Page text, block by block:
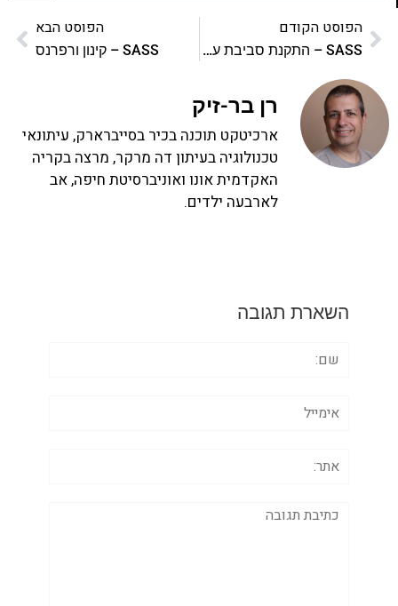
הפוסט הקודם
SASS – התקנת סביבת עבודה
הפוסט הבא
SASS – קינון ורפרנס
רן בר-זיק
ארכיטקט תוכנה בכיר בסייברארק, עיתונאי
טכנולוגיה בעיתון דה מרקר, מרצה בקריה
האקדמית אונו ואוניברסיטת חיפה, אב
לארבעה ילדים.
השארת תגובה
תגובה